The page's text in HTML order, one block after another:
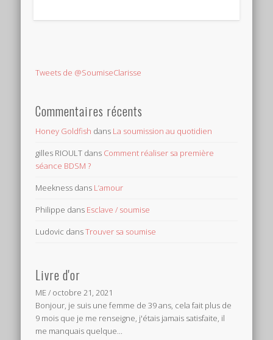
Tweets de @SoumiseClarisse
Commentaires récents
Honey Goldfish dans La soumission au quotidien
gilles RIOULT dans Comment réaliser sa première
séance BDSM ?
Meekness dans L’amour
Philippe dans Esclave / soumise
Ludovic dansTrouver sa soumise
Livre d'or
ME/ octobre 21, 2021
Bonjour, je suis une femme de 39 ans, cela fait plus de
9 mois que je me renseigne, j'étais jamais satisfaite, il
me manquais quelque...